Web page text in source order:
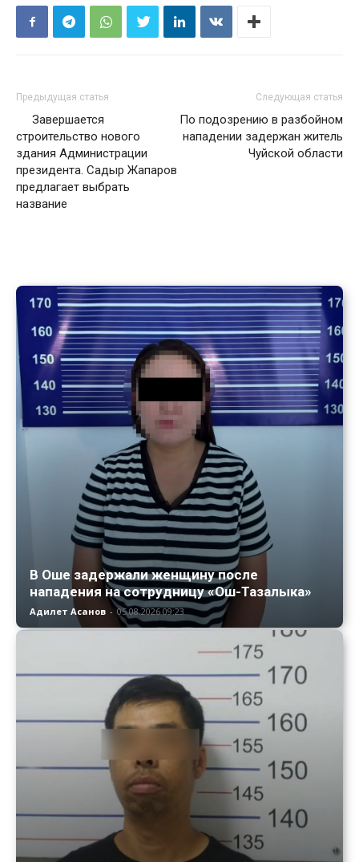
Предыдущая статья
Завершается
строительство нового
здания Администрации
президента. Садыр Жапаров
предлагает выбрать
название
Следующая статья
По подозрению в разбойном
нападении задержан житель
Чуйской области
В Оше задержали женщину после
нападения на сотрудницу «Ош-Тазалыка»
Адилет Асанов - 05.08.2026 09:23